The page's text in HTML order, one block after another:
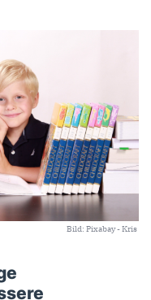
Bild: Pixabay - Kris